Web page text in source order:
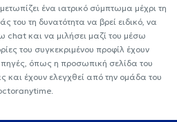
ένα ιατρικό σύμπτωμα μέχρι τη
του τη δυνατότητα να βρεί ειδικό, να
chat και να μιλήσει μαζί του μέσω
του συγκεκριμένου προφίλ έχουν
πηγές, όπως η προσωπική σελίδα του
και έχουν ελεγχθεί από την ομάδα του